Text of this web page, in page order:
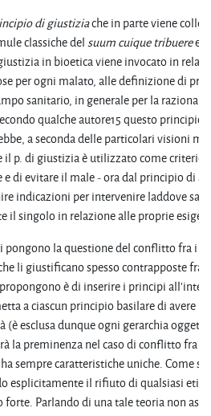
digiustiziache in parte viene
classiche delsuum cuique tribueree
in bioetica viene invocato in
per ogni malato, alle definizione di
sanitario, in generale per la
qualche autore15 questo principio
a seconda delle particolari visioni
p. di giustizia è utilizzato come criterio
di evitare il male - ora dal principio di
indicazioni per intervenire laddove
il singolo in relazione alle proprie
pongono la questione del conflitto fra i
li giustificano spesso contrapposte fra
propongono è di inserire i principi
a ciascun principio basilare di avere
(è esclusa dunque ogni gerarchia
la preminenza nel caso di conflitto fra
sempre caratteristiche uniche. Come si
esplicitamente il rifiuto di qualsiasi
Parlando di una tale teoria non